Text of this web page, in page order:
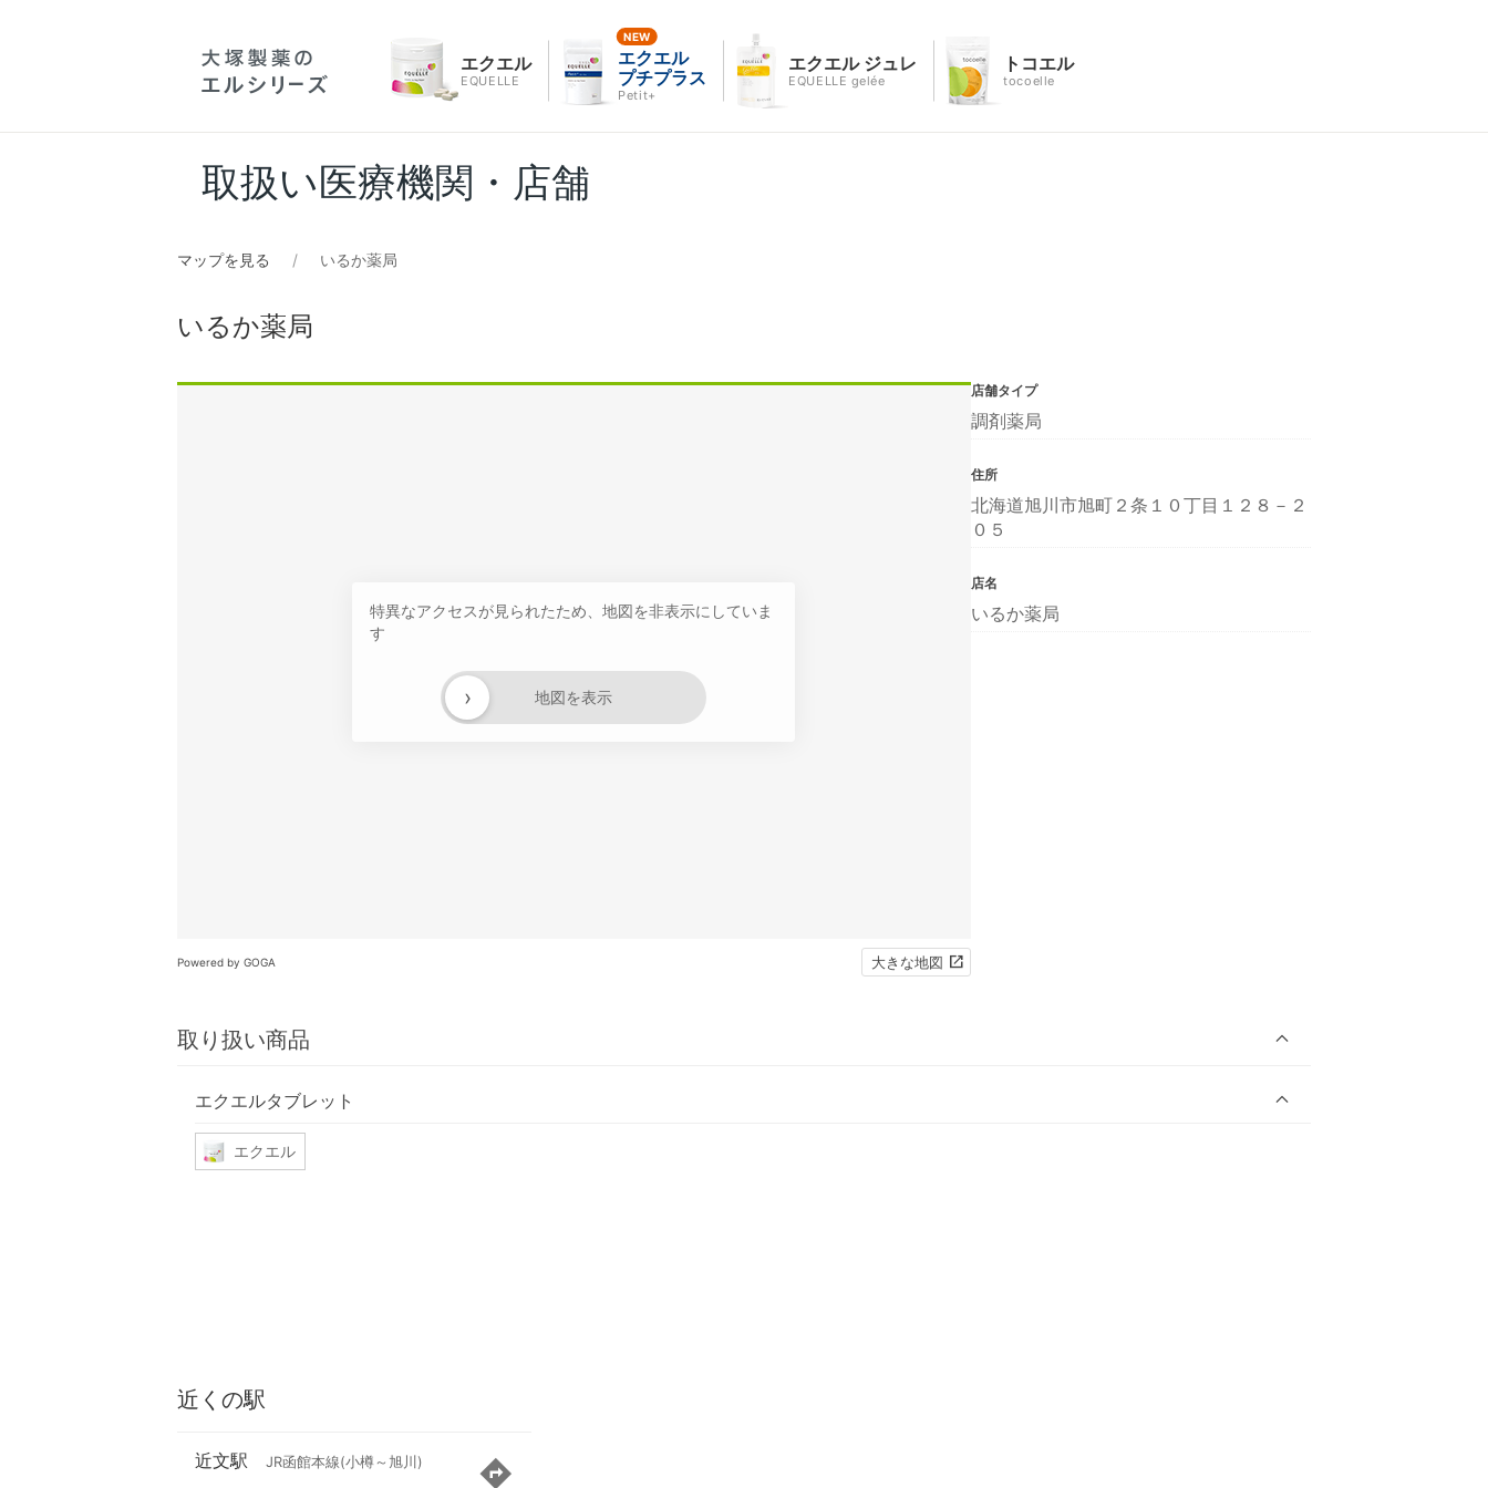
エクエル
EQUELLE
エクエル
プチプラス
Petit+
エクエル ジュレ
EQUELLE gelée
トコエル
tocoelle
取扱い医療機関・店舗
マップを見る いるか薬局
いるか薬局
特異なアクセスが見られたため、地図を非表示にしていま
す
地図を表示
›
Powered by GOGA 大きな地図
取り扱い商品
エクエルタブレット
エクエル
店舗タイプ
調剤薬局
住所
北海道旭川市旭町２条１０丁目１２８－２
０５
店名
いるか薬局
近くの駅
近文駅 JR函館本線(小樽～旭川)